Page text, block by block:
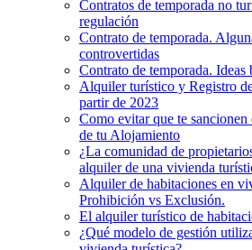
Contratos de temporada no
regulación
Contrato de temporada.
controvertidas
Contrato de temporada. Ideas
Alquiler turístico y Registro
partir de 2023
Como evitar que te
de tu Alojamiento
¿La comunidad de
alquiler de una vivienda
Alquiler de habitaciones en
Prohibición vs Exclusión.
El alquiler turístico de
¿Qué modelo de gestión